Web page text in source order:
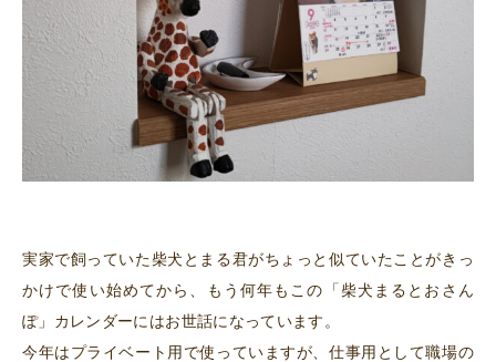
実家で飼っていた柴犬とまる君がちょっと似ていたことがきっ
かけで使い始めてから、もう何年もこの「柴犬まるとおさん
ぽ」カレンダーにはお世話になっています。
今年はプライベート用で使っていますが、仕事用として職場の